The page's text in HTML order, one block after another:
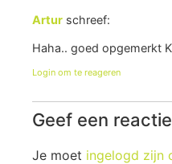
Artur schreef:
Haha.. goed opgemerkt
Login om te reageren
Geef een reactie
Je moet ingelogd zijn